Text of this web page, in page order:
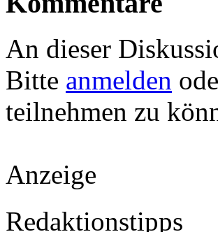
An dieser
Bitte anmelden
teilnehmen zu
Anzeige
Redaktionstipps